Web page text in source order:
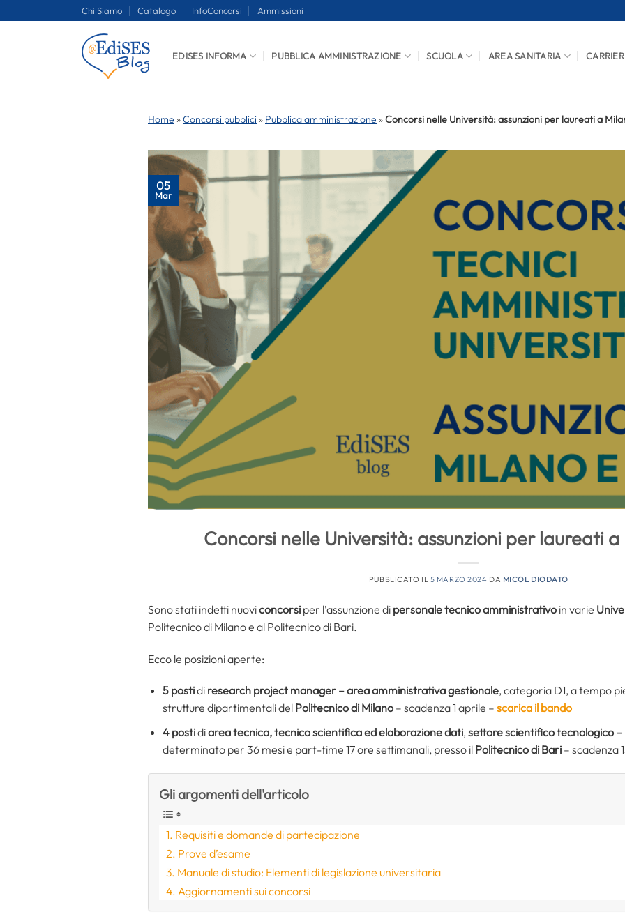
Chi Siamo Catalogo InfoConcorsi Ammissioni
EDISES INFORMA PUBBLICA AMMINISTRAZIONE SCUOLA AREA SANITARIA
Home »Concorsi pubblici » Pubblica amministrazione »Concorsi nelle Università: assunzioni per laureati a
05
Mar
Concorsi nelle Università: assunzioni per laureati
PUBBLICATO IL 5 MARZO 2024 DA MICOL DIODATO
Sono stati indetti nuoviconcorsi per l’assunzione di personale tecnico amministrativo in varie
Politecnico di Milano e al Politecnico di Bari.
Ecco le posizioni aperte:
5 postidi research project manager – area amministrativa gestionale, categoria D1, a tempo
strutture dipartimentali del Politecnico di Milano– scadenza 1 aprile – scarica il bando
4 postidiarea tecnica, tecnico scientifica ed elaborazione dati,settore scientifico tecnologico –
determinato per 36 mesi e part-time 17 ore settimanali, presso il Politecnico di Bari– scadenza
Gli argomenti dell'articolo
Requisiti e domande di partecipazione
Prove d’esame
Manuale di studio: Elementi di legislazione universitaria
Aggiornamenti sui concorsi